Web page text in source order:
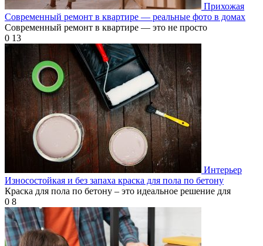
Прихожая
Современный ремонт в квартире — реальные фото в домах
Современный ремонт в квартире — это не просто
0 13
Интерьер
Износостойкая и без запаха краска для пола по бетону
Краска для пола по бетону – это идеальное решение для
0 8